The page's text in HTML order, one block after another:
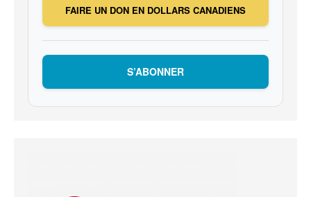
FAIRE UN DON EN DOLLARS CANADIENS
S’ABONNER